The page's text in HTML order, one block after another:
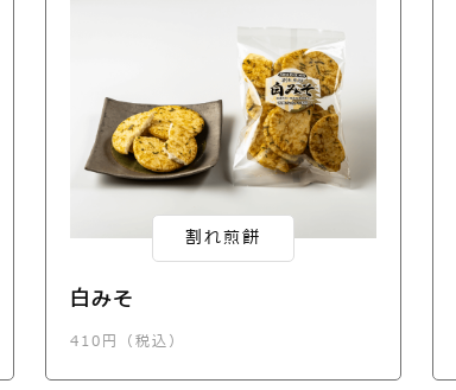
割れ煎餅
白みそ
410円（税込）